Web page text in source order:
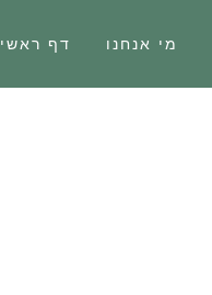
דף ראשי מי אנחנו